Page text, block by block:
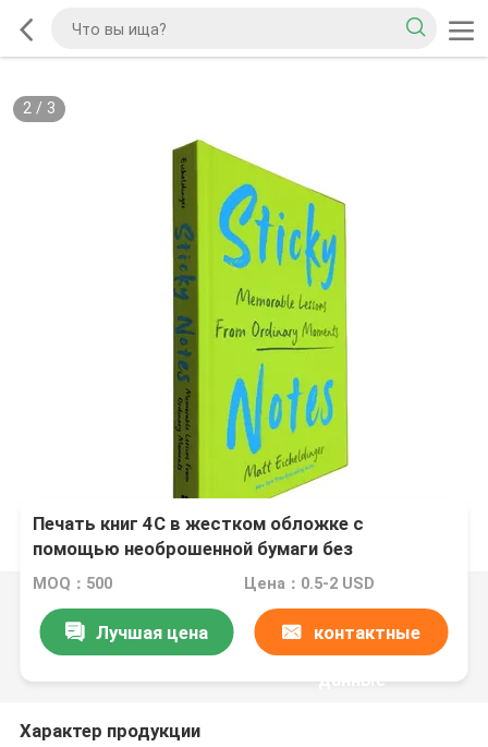
2/ 3
Печать книг 4С в жестком обложке с
помощью необрошенной бумаги без
древесины и светового излучения
MOQ：500 Цена：0.5-2 USD
Лучшая цена контактные
данные
Характер продукции